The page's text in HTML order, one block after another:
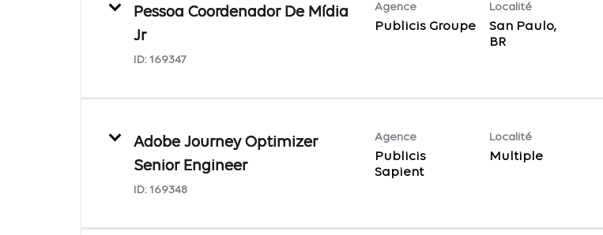
Pessoa Coordenador De Mídia
Jr
ID: 169347
Agence
Publicis Groupe
Localité
San Paulo,
Adobe Journey Optimizer
Senior Engineer
ID: 169348
Agence
Publicis
Sapient
Localité
Multiple